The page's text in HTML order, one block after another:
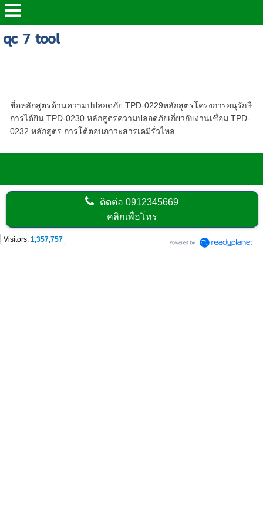
qc 7 tool
ชื่อหลักสูตรด้านความปปลอดภัย TPD-0229หลักสูตรโครงการอนุรักษื
การได้ยิน TPD-0230 หลักสูตรความปลอดภัยเกี่ยวกับงานเชื่อม TPD-
0232 หลักสูตร การโต้ตอบภาวะสารเคมีรั่วไหล ...
ติดต่อ0912345669
คลิกเพื่อโทร
Visitors: 1,357,757